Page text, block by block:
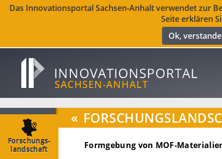
Das Innovationsportal Sachsen-Anhalt verwendet zur
Seite erklären
Ok,
Forschungs­
landschaft
«
Formgebung von MOF-